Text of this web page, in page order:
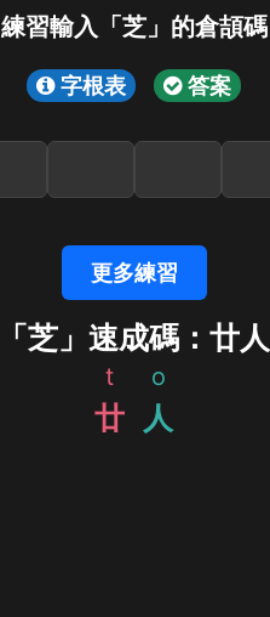
練習輸入「芝」的倉頡碼
字根表 答案
更多練習
「芝」速成碼：廿人
t
廿
o
人